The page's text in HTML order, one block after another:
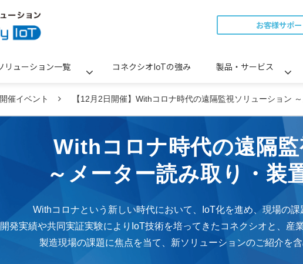
お客様サポ
リューション一覧 コネクシオIoTの強み 製品・サービス
催イベント 【12月2日開催】Withコロナ時代の遠隔監視ソリューション
Withコロナ時代の遠隔
～メーター読み取り・装
Withコロナという新しい時代において、IoT化を進め、現場の
発実績や共同実証実験によりIoT技術を培ってきたコネクシオと、産
製造現場の課題に焦点を当て、新ソリューションのご紹介を